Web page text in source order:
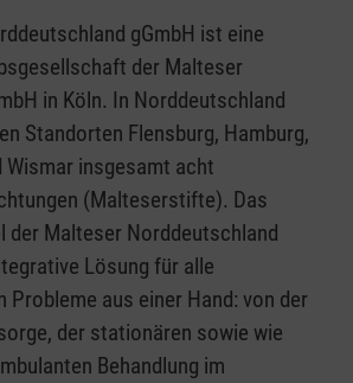
gGmbH ist eine
der Malteser
in Köln. In Norddeutschland
Standorten Flensburg, Hamburg,
Wismar insgesamt acht
(Malteserstifte). Das
der Malteser Norddeutschland
Lösung für alle
Probleme aus einer Hand: von der
der stationären sowie wie
Behandlung im